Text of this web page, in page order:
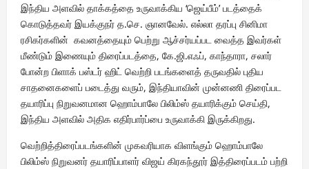
இந்திய அளவில் தாக்கத்தை உருவாக்கிய ‘ஜெய்பீம்’ படத்தைக்
கொடுத்தவர் இயக்குநர் த.செ. ஞானவேல். எல்லா தரப்பு சினிமா
ரசிகர்களின் கவனத்தையும் பெற்று ஆச்சர்யப்பட வைத்த இவர்கள்
மீண்டும் இணையும் திரைப்படத்தை, கே.ஜி.எஃப், காந்தாரா, சலார்
போன்ற பிளாக் பஸ்டர் ஹிட் வெற்றி படங்களைத் தருவதில் புதிய
சாதனைகளைப் படைத்து வரும், இந்தியாவின் முன்னணி திரைப்பட
தயாரிப்பு நிறுவனமான ஹொம்பாலே பிலிம்ஸ் தயாரிக்கும் செய்தி,
இந்திய அளவில் அதிக எதிர்பார்ப்பை உருவாக்கி இருக்கிறது.
வெற்றித்திரைப்படங்களின் முகவரியாக விளங்கும் ஹொம்பாலே
பிலிம்ஸ் நிறுவனர் தயாரிப்பாளர் விஜய் கிரகந்தூர் இத்திரைப்படம் பற்றி